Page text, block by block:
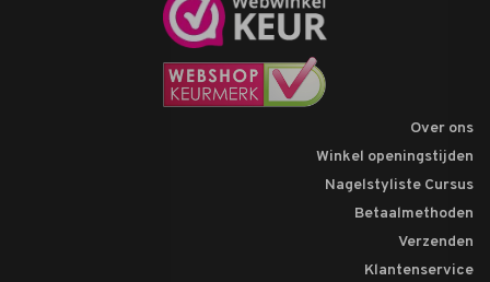
Over ons
Winkel openingstijden
Nagelstyliste Cursus
Betaalmethoden
Verzenden
Klantenservice